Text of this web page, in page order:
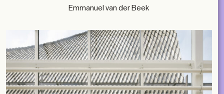
Emmanuel van der Beek